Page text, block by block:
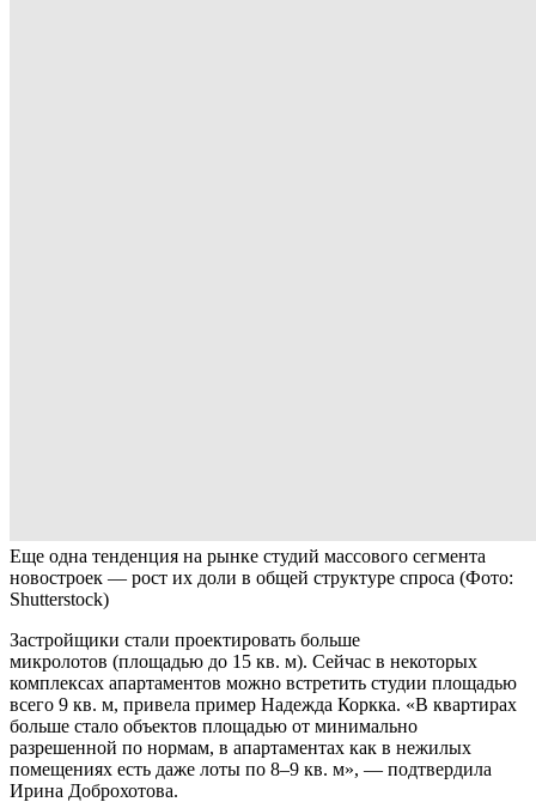
Еще одна тенденция на рынке студий массового сегмента
новостроек — рост их доли в общей структуре спроса (Фото:
Shutterstock)
Застройщики стали проектировать больше
микролотов (площадью до 15 кв. м). Сейчас в некоторых
комплексах апартаментов можно встретить студии площадью
всего 9 кв. м, привела пример Надежда Коркка. «В квартирах
больше стало объектов площадью от минимально
разрешенной по нормам, в апартаментах как в нежилых
помещениях есть даже лоты по 8–9 кв. м», — подтвердила
Ирина Доброхотова.